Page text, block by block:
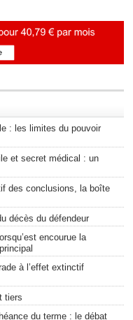
: les limites du pouvoir
et secret médical : un
des conclusions, la boîte
décès du défendeur
encourue la
à l’effet extinctif
tiers
du terme : le débat